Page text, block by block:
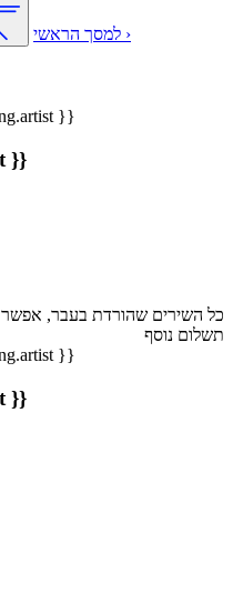
למסך הראשי ›
}}
כל השירים שהורדת בעבר,
תשלום נוסף
}}